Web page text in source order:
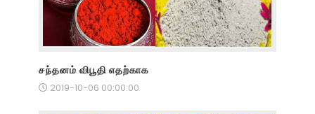
சந்தனம் விபூதி எதற்காக
2019-10-06 00:00:00